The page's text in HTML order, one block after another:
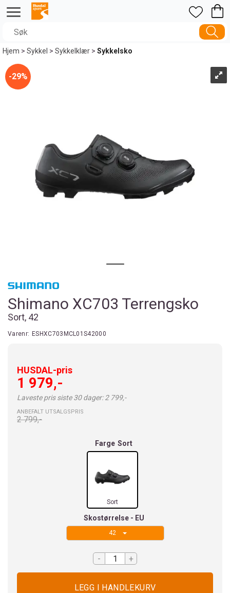
Hjem>Sykkel >Sykkelklær>Sykkelsko
29%
Shimano XC703 Terrengsko
Sort, 42
Varenr: ESHXC703MCL01S42000
HUSDAL-pris
1 979,-
Laveste pris siste 30 dager: 2 799,-
ANBEFALT UTSALGSPRIS
2 799,-
Farge Sort
Sort
Skostørrelse - EU
42
- +